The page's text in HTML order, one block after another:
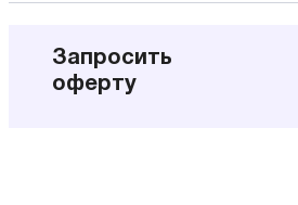
Запросить
оферту